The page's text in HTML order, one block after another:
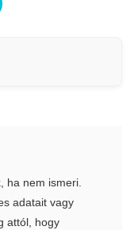
ha nem ismeri.
adatait vagy
attól, hogy